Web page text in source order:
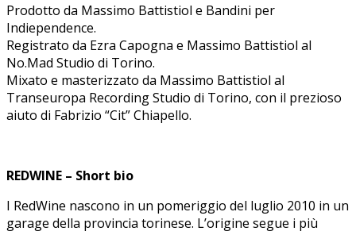
Prodotto da Massimo Battistiol e Bandini per
Indiependence.
Registrato da Ezra Capogna e Massimo Battistiol al
No.Mad Studio di Torino.
Mixato e masterizzato da Massimo Battistiol al
Transeuropa Recording Studio di Torino, con il prezioso
aiuto di Fabrizio “Cit” Chiapello.
REDWINE – Short bio
I RedWine nascono in un pomeriggio del luglio 2010 in un
garage della provincia torinese. L’origine segue i più